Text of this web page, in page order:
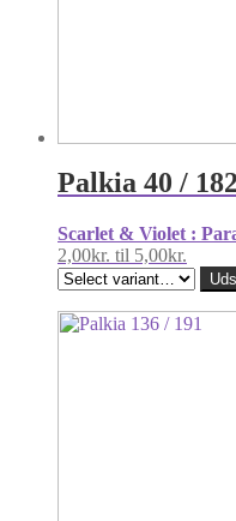
Palkia 40 / 182
Scarlet & Violet :
2,00kr. til 5,00kr.